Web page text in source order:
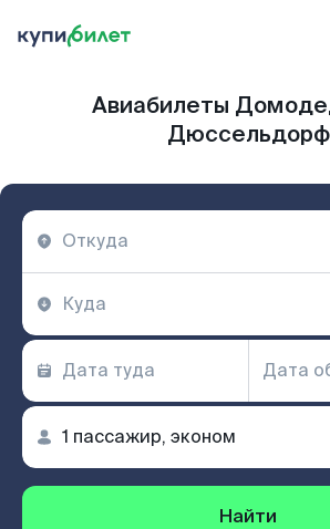
Авиабилеты
Дюссельдорф
Найти